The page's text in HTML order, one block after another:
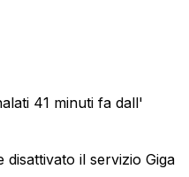
41 minuti fa dall'
il servizio Giga